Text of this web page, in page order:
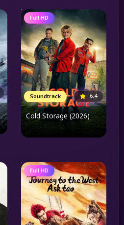
Full HD
Soundtrack 6.4
Cold Storage (2026)
Full HD